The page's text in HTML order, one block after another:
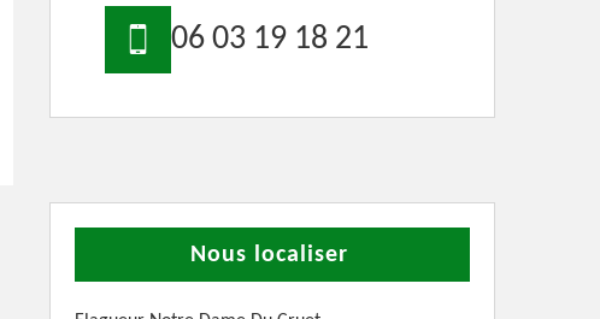
06 03 19 18 21
Nous localiser